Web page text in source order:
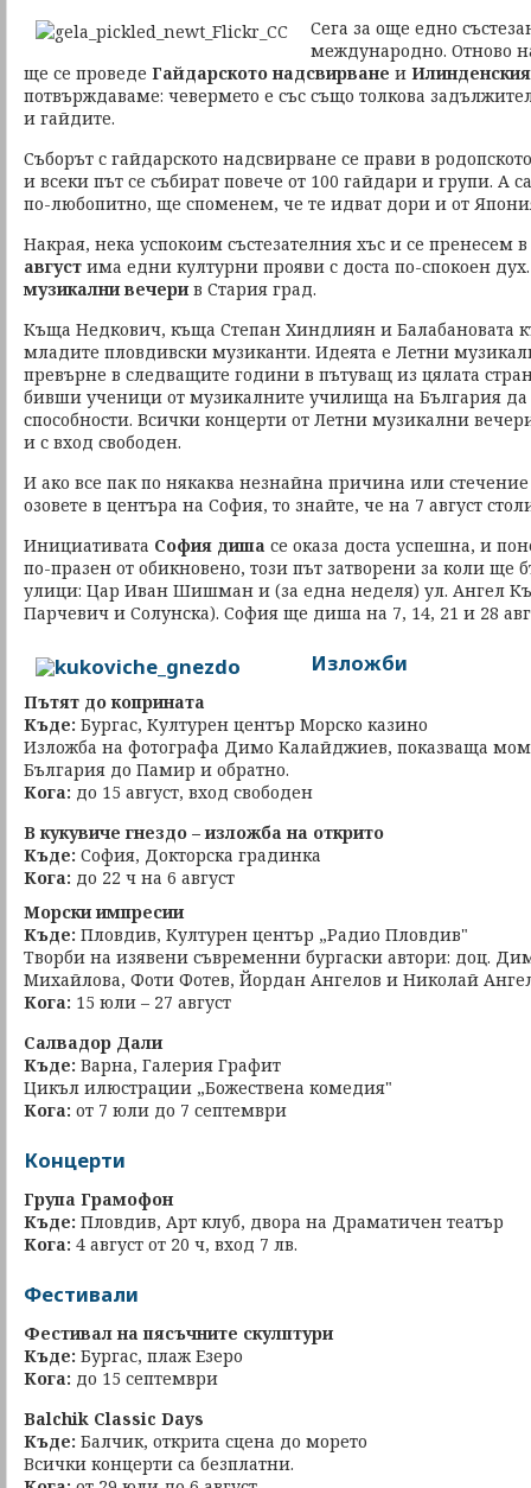
Сега за още едно
международно. Отново
ще се проведе Гайдарското надсвирване и
потвърждаваме: чевермето е със също толкова
и гайдите.
Съборът с гайдарското надсвирване се прави в
и всеки път се събират повече от 100 гайдари и групи. А
по-любопитно, ще споменем, че те идват дори и от
Накрая, нека успокоим състезателния хъс и се пренесем в
август има едни културни прояви с доста по-спокоен
музикални вечерив Стария град.
Къща Недкович, къща Степан Хиндлиян и Балабановата
младите пловдивски музиканти. Идеята е Летни
превърне в следващите години в пътуващ из цялата
бивши ученици от музикалните училища на България да
способности. Всички концерти от Летни музикални
и с вход свободен.
И ако все пак по някаква незнайна причина или стечение
озовете в центъра на София, то знайте, че на 7 август
Инициативата София диша се оказа доста успешна, и
по-празен от обикновено, този път затворени за коли ще
улици: Цар Иван Шишман и (за една неделя) ул. Ангел
Парчевич и Солунска). София ще диша на 7, 14, 21 и 28
Изложби
Пътят до коприната
Къде: Бургас, Културен център Морско казино
Изложба на фотографа Димо Калайджиев, показваща
България до Памир и обратно.
Кога: до 15 август, вход свободен
В кукувиче гнездо – изложба на открито
Къде: София, Докторска градинка
Кога: до 22 ч на 6 август
Морски импресии
Къде: Пловдив, Културен център „Радио Пловдив"
Творби на изявени съвременни бургаски автори: доц.
Михайлова, Фоти Фотев, Йордан Ангелов и Николай
Кога: 15 юли – 27 август
Салвадор Дали
Къде: Варна, Галерия Графит
Цикъл илюстрации „Божествена комедия"
Кога: от 7 юли до 7 септември
Концерти
Група Грамофон
Къде: Пловдив, Арт клуб, двора на Драматичен театър
Кога: 4 август от 20 ч, вход 7 лв.
Фестивали
Фестивал на пясъчните скулптури
Къде: Бургас, плаж Езеро
Кога: до 15 септември
Balchik Classic Days
Къде: Балчик, открита сцена до морето
Всички концерти са безплатни.